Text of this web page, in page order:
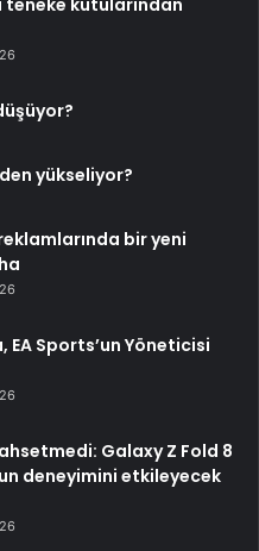
yükseliyor?
bir yeni
EA Sports’un Yöneticisi
Galaxy Z Fold 8
deneyimini etkileyecek